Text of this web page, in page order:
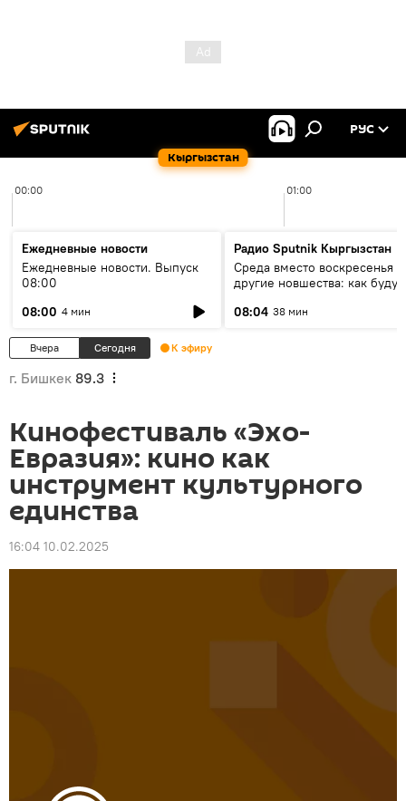
Кыргызстан
РУС
00:00 01:00
Ежедневные новости
Ежедневные новости. Выпуск
08:00
08:00 4 мин
Радио Sputnik Кыргызстан
Среда вместо воскресенья и
другие новшества: как будут
08:04 38 мин
Вчера Сегодня К эфиру
г. Бишкек 89.3
Кинофестиваль «Эхо-
Евразия»: кино как
инструмент культурного
единства
16:04 10.02.2025